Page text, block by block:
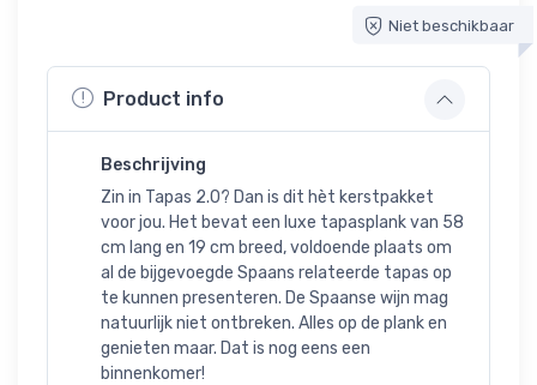
Niet beschikbaar
Product info
Beschrijving
Zin in Tapas 2.0? Dan is dit hèt kerstpakket
voor jou. Het bevat een luxe tapasplank van 58
cm lang en 19 cm breed, voldoende plaats om
al de bijgevoegde Spaans relateerde tapas op
te kunnen presenteren. De Spaanse wijn mag
natuurlijk niet ontbreken. Alles op de plank en
genieten maar. Dat is nog eens een
binnenkomer!